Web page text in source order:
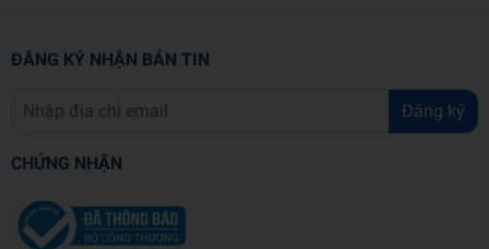
ĐĂNG KÝ NHẬN BẢN TIN
Đăng ký
CHỨNG NHẬN